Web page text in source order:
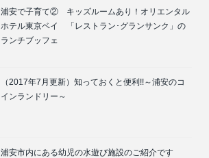
浦安で子育て② キッズルームあり！オリエンタル
ホテル東京ベイ 「レストラン･グランサンク」の
ランチブッフェ
（2017年7月更新）知っておくと便利!!～浦安のコ
インランドリー～
浦安市内にある幼児の水遊び施設のご紹介です